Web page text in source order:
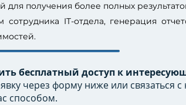
получения более полных
IT-отдела, генерация
бесплатный доступ к
через форму ниже или связаться
способом.